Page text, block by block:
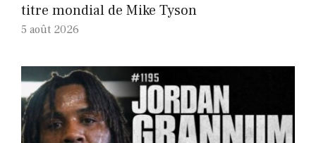
titre mondial de Mike Tyson
5 août 2026